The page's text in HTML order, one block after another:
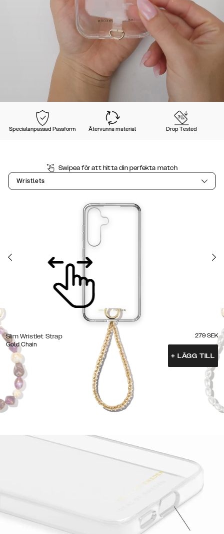
Specialanpassad Passform Återvunna material Drop Tested
Swipea för att hitta din perfekta match
Wristlets
Slim Wristlet Strap
Gold Chain
279 SEK
+ LÄGG TILL